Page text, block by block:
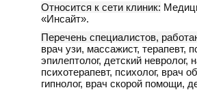
Относится к сети клиник:
«Инсайт».
Перечень специалистов,
врач узи, массажист, терапевт,
эпилептолог, детский невролог,
психотерапевт, психолог, врач
гипнолог, врач скорой помощи,